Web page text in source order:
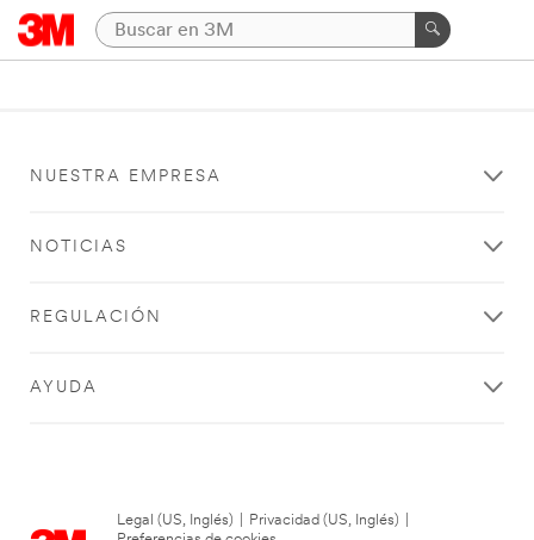
NUESTRA EMPRESA
NOTICIAS
REGULACIÓN
AYUDA
Legal (US, Inglés) Privacidad (US, Inglés)